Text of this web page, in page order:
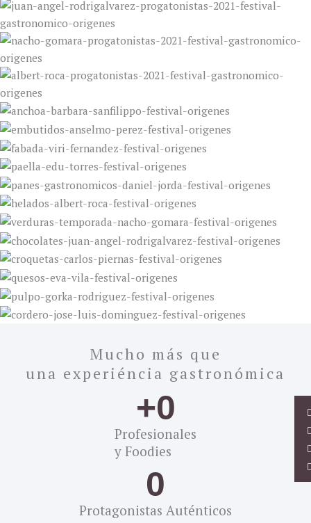
Mucho más que
una experiéncia gastronómica
Profesionales
y Foodies
+0
Protagonistas Auténticos
0